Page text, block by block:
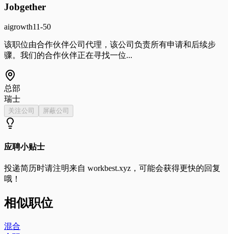
Jobgether
aigrowth11-50
该职位由合作伙伴公司代理，该公司负责所有申请和后续步
骤。我们的合作伙伴正在寻找一位...
总部
瑞士
关注公司 屏蔽公司
应聘小贴士
投递简历时请注明来自 workbest.xyz ，可能会获得更快的回复
哦！
相似职位
混合